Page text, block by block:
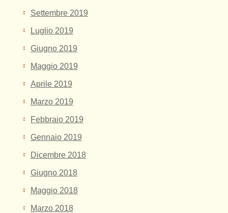
Settembre 2019
Luglio 2019
Giugno 2019
Maggio 2019
Aprile 2019
Marzo 2019
Febbraio 2019
Gennaio 2019
Dicembre 2018
Giugno 2018
Maggio 2018
Marzo 2018